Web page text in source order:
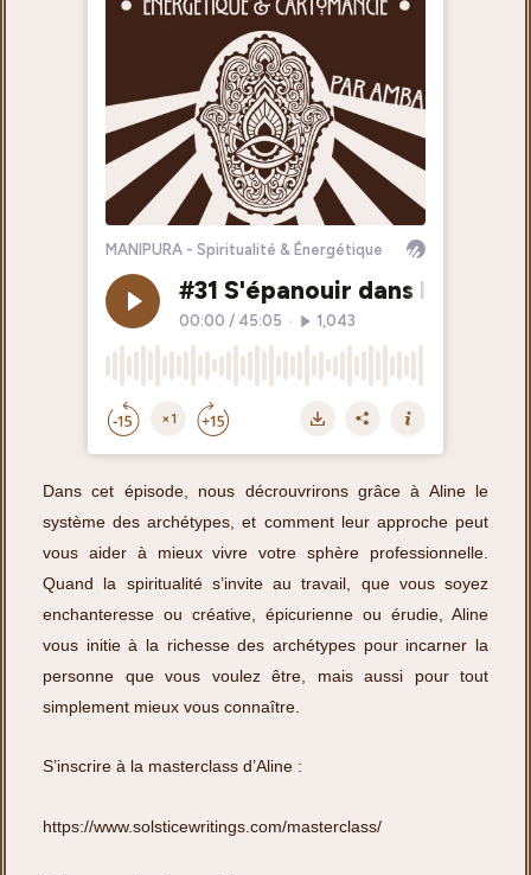
Dans cet épisode, nous décrouvrirons grâce à Aline le
système des archétypes, et comment leur approche peut
vous aider à mieux vivre votre sphère professionnelle.
Quand la spiritualité s’invite au travail, que vous soyez
enchanteresse ou créative, épicurienne ou érudie, Aline
vous initie à la richesse des archétypes pour incarner la
personne que vous voulez être, mais aussi pour tout
simplement mieux vous connaître.
S’inscrire à la masterclass d’Aline :
https://www.solsticewritings.com/masterclass/